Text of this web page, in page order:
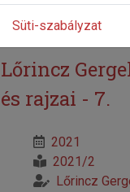
Lőrincz
és rajzai - 7.
2021
2021/2
Lőrincz
Süti-szabályzat